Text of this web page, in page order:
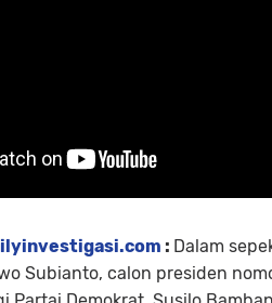
: Dalam
Subianto, calon presiden